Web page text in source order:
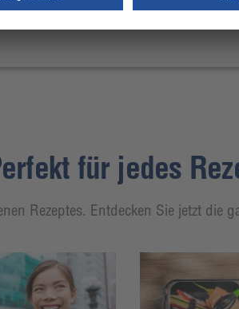
für jedes
Rezeptes. Entdecken Sie jetzt die